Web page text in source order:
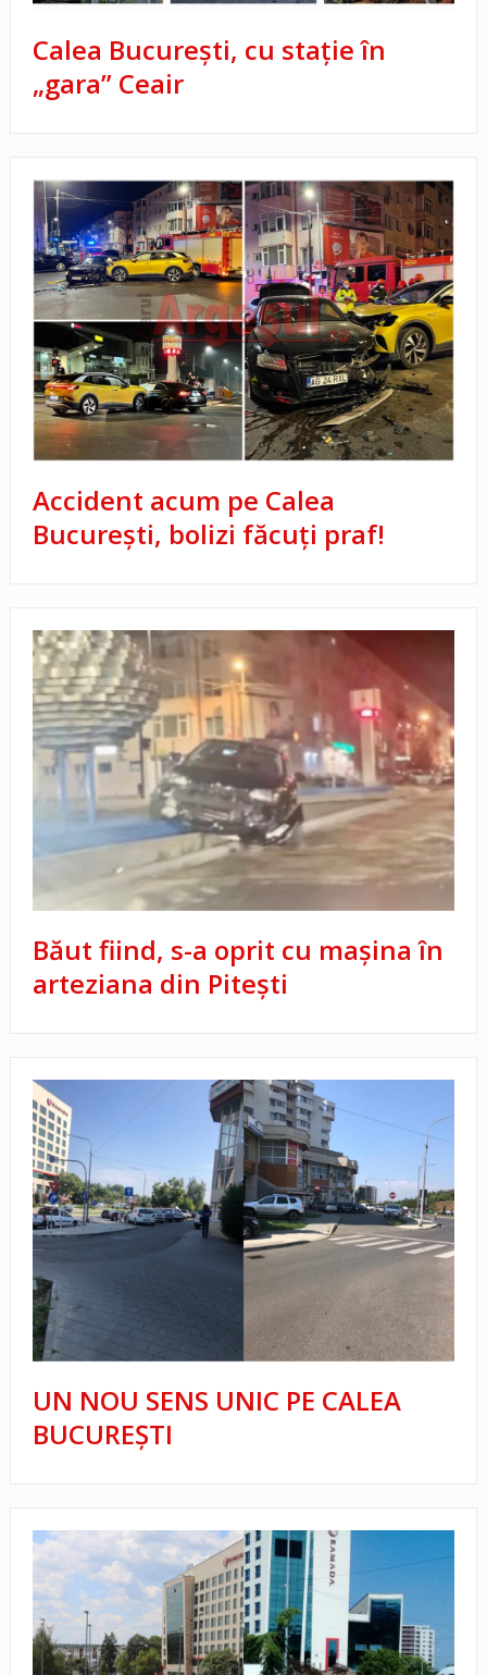
Calea Bucureşti, cu staţie în
„gara” Ceair
Accident acum pe Calea
București, bolizi făcuți praf!
Băut fiind, s-a oprit cu maşina în
arteziana din Pitești
UN NOU SENS UNIC PE CALEA
BUCUREȘTI